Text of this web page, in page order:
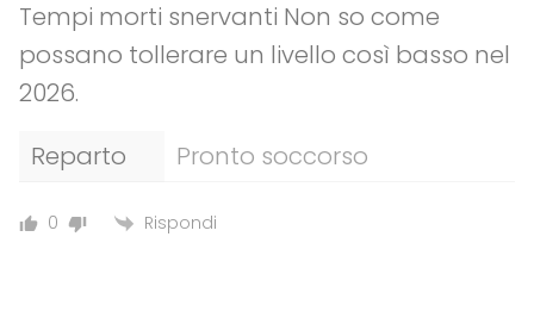
Tempi morti snervanti Non so come
possano tollerare un livello così basso nel
2026.
Reparto
Pronto soccorso
0 Rispondi